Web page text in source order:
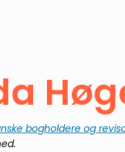
bogholdere og